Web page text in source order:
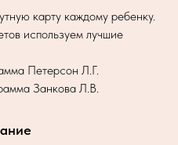
карту каждому ребенку.
используем лучшие
Петерсон Л.Г.
Занкова Л.В.